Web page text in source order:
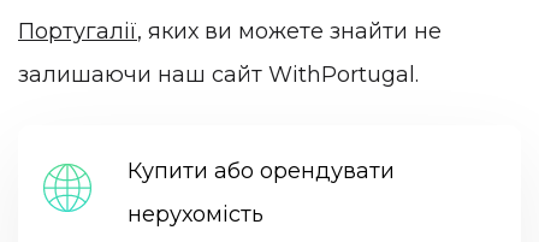
Португалії, яких ви можете знайти не
залишаючи наш сайт WithPortugal.
Купити або орендувати
нерухомість